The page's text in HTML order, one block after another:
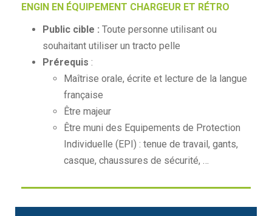
ENGIN EN ÉQUIPEMENT CHARGEUR ET RÉTRO
Public cible : Toute personne utilisant ou
souhaitant utiliser un tracto pelle
Prérequis :
Maîtrise orale, écrite et lecture de la langue
française
Être majeur
Être muni des Equipements de Protection
Individuelle (EPI) : tenue de travail, gants,
casque, chaussures de sécurité, …